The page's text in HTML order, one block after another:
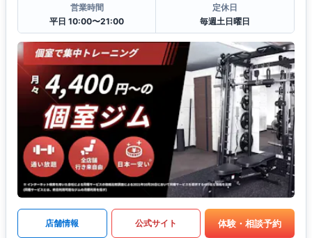
営業時間
平日 10:00〜21:00
定休日
毎週土日曜日
店舗情報 公式サイト 体験・相談予約